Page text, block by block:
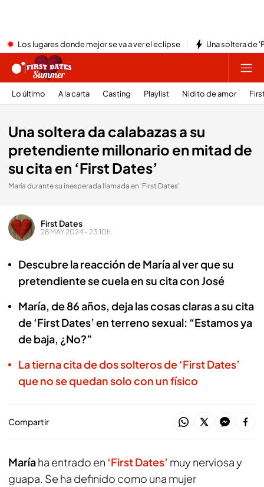
Los lugares donde mejor se va a ver el eclipse Una soltera de
Lo último A la carta Casting Playlist Nidito de amor
Una soltera da calabazas a su
pretendiente millonario en mitad de
su cita en ‘First Dates’
María durante su inesperada llamada en 'First Dates'
First Dates
28 MAY 2024 - 23:10h.
Descubre la reacción de María al ver que su
pretendiente se cuela en su cita con José
María, de 86 años, deja las cosas claras a su cita
de ‘First Dates’ en terreno sexual: “Estamos ya
de baja, ¿No?”
La tierna cita de dos solteros de ‘First Dates’
que no se quedan solo con un físico
Compartir
Maríaha entrado en ‘First Dates’ muy nerviosa y
guapa. Se ha definido como una mujer